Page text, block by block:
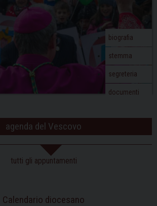
biografia
stemma
segreteria
documenti
agenda del Vescovo
tutti gli appuntamenti
Calendario diocesano